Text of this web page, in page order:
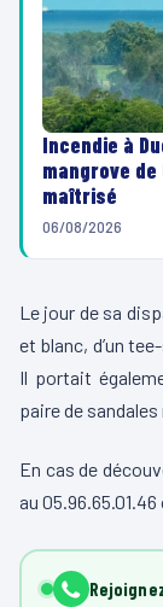
Incendie à
mangrove
maîtrisé
06/08/2026
Le jour de sa
et blanc, d’un
Il portait
paire de sandales
En cas de
au 05.96.65.01.46